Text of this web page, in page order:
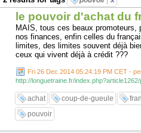
le pouvoir d'achat du
MAIS, tous ces beaux promoteurs,
nos finances, enfin celles du
limites, des limites souvent déjà
ceux qui vivent déjà à crédit ???
Fri 26 Dec 2014 05:24:19 PM CET -
http://longuetraine.fr/
achat coup-de-gueule
pouvoir